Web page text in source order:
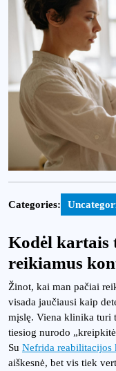
Categories:
Kodėl kartais
reikiamus
Žinot, kai man pačiai
visada jaučiausi kaip
mįslę. Viena klinika turi
tiesiog nurodo
Su Nefrida reabilitacijos
aiškesnė, bet vis tiek